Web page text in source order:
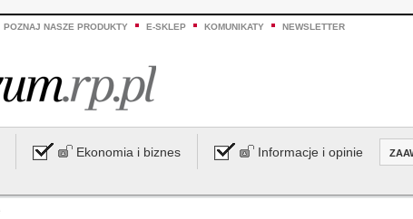
POZNAJ NASZE PRODUKTY E-SKLEP KOMUNIKATY NEWSLETTER
Ekonomia i biznes Informacje i opinie